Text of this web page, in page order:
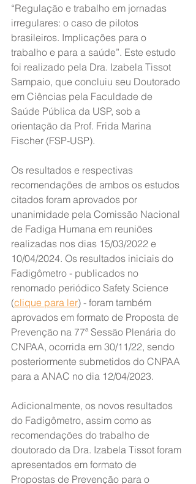
“Regulação e trabalho em jornadas
irregulares: o caso de pilotos
brasileiros. Implicações para o
trabalho e para a saúde”. Este estudo
foi realizado pela Dra. Izabela Tissot
Sampaio, que concluiu seu Doutorado
em Ciências pela Faculdade de
Saúde Pública da USP, sob a
orientação da Prof. Frida Marina
Fischer (FSP-USP).
Os resultados e respectivas
recomendações de ambos os estudos
citados foram aprovados por
unanimidade pela Comissão Nacional
de Fadiga Humana em reuniões
realizadas nos dias 15/03/2022 e
10/04/2024. Os resultados iniciais do
Fadigômetro - publicados no
renomado periódico Safety Science
(clique para ler) - foram também
aprovados em formato de Proposta de
Prevenção na 77ª Sessão Plenária do
CNPAA, ocorrida em 30/11/22, sendo
posteriormente submetidos do CNPAA
para a ANAC no dia 12/04/2023.
Adicionalmente, os novos resultados
do Fadigômetro, assim como as
recomendações do trabalho de
doutorado da Dra. Izabela Tissot foram
apresentados em formato de
Propostas de Prevenção para o